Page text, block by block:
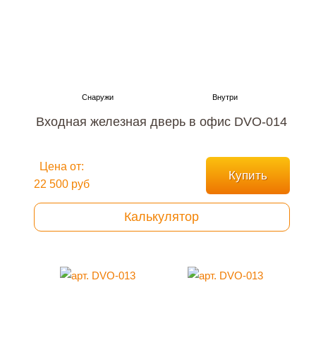
Входная железная дверь в офис DVO-014
Цена от:
22 500 руб
Купить
Калькулятор